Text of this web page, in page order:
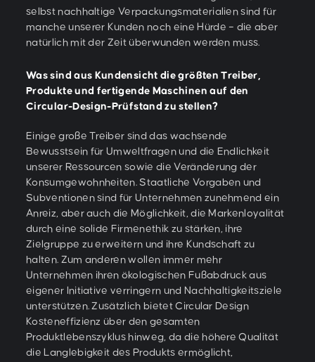
selbst nachhaltige Verpackungsmaterialien sind für
manche unserer Kunden noch eine Hürde – die aber
natürlich mit der Zeit überwunden werden muss.
Was sind aus Kundensicht die größten Treiber,
Produkte und fertigende Maschinen auf den
Circular-Design-Prüfstand zu stellen?
Einige große Treiber sind das wachsende
Bewusstsein für Umweltfragen und die Endlichkeit
unserer Ressourcen sowie die Veränderung der
Konsumgewohnheiten. Staatliche Vorgaben und
Subventionen sind für Unternehmen zunehmend ein
Anreiz, aber auch die Möglichkeit, die Markenloyalität
durch eine solide Firmenethik zu stärken, ihre
Zielgruppe zu erweitern und ihre Kundschaft zu
halten. Zum anderen wollen immer mehr
Unternehmen ihren ökologischen Fußabdruck aus
eigener Initiative verringern und Nachhaltigkeitsziele
unterstützen. Zusätzlich bietet Circular Design
Kosteneffizienz über den gesamten
Produktlebenszyklus hinweg, da die höhere Qualität
die Langlebigkeit des Produkts ermöglicht,